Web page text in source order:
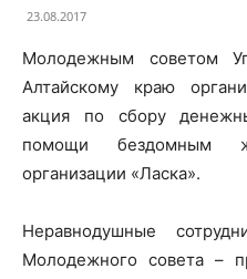
23.08.2017
Молодежным советом
Алтайскому краю
акция по сбору
помощи бездомным
организации «Ласка».
Неравнодушные
Молодежного совета –